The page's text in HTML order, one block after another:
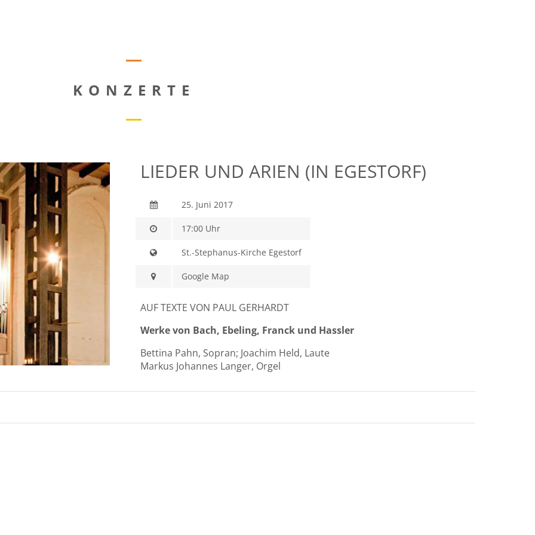
KONZERTE
LIEDER UND ARIEN (IN EGESTORF)
25. Juni 2017
17:00 Uhr
St.-Stephanus-Kirche Egestorf
Google Map
AUF TEXTE VON PAUL GERHARDT
Werke von Bach, Ebeling, Franck und Hassler
Bettina Pahn, Sopran; Joachim Held, Laute
Markus Johannes Langer, Orgel